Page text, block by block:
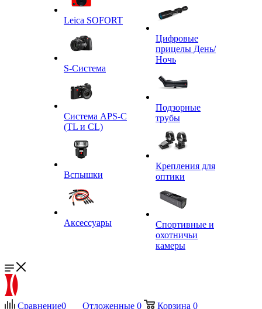
Leica SOFORT
S-Система
Система APS-C
(TL и CL)
Вспышки
Аксессуары
Цифровые
прицелы День/
Ночь
Подзорные
трубы
Крепления для
оптики
Спортивные и
охотничьи
камеры
Сравнение0 Отложенные 0 Корзина 0